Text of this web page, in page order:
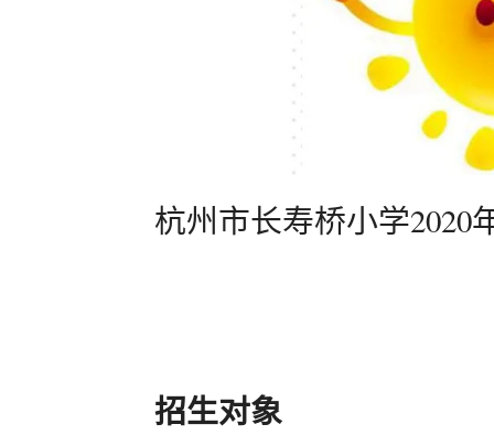
杭州市长寿桥小学2020
招生对象